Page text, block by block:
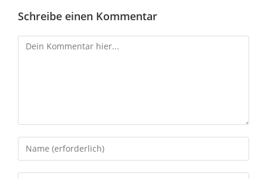
Schreibe einen Kommentar